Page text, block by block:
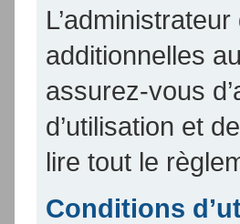
additionnelles
assurez-vous
d’utilisation et
lire tout le
Conditions